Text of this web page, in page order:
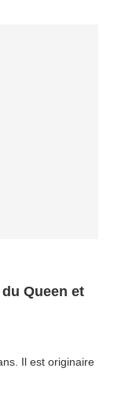
Queen et
Il est originaire